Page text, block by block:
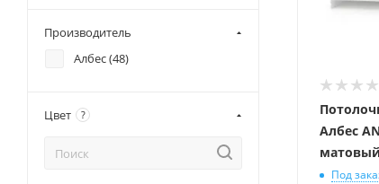
Албес
матовый
Под
Производитель
Албес (48)
Цвет ?